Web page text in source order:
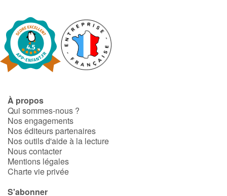
À propos
Qui sommes-nous ?
Nos engagements
Nos éditeurs partenaires
Nos outils d'aide à la lecture
Nous contacter
Mentions légales
Charte vie privée
S'abonner